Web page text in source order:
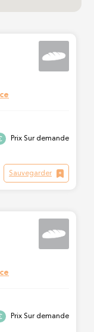
Prix Sur demande
Sauvegarder
Prix Sur demande